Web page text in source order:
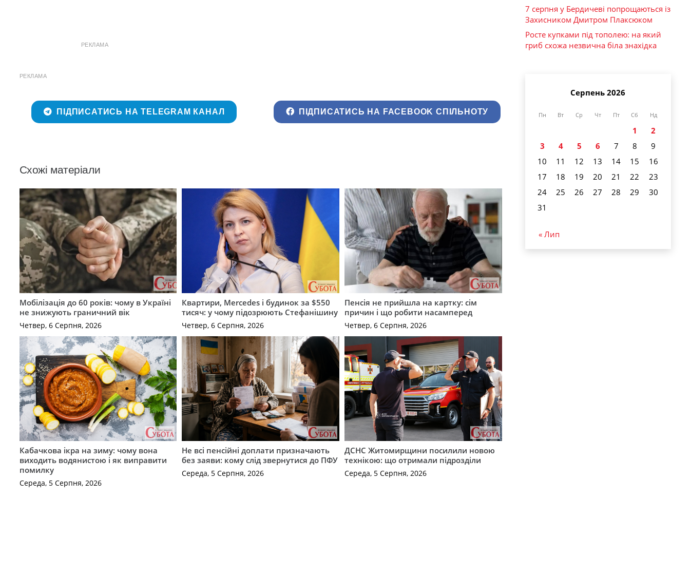
РЕКЛАМА
РЕКЛАМА
ПІДПИСАТИСЬ НА TELEGRAM КАНАЛ ПІДПИСАТИСЬ НА FACEBOOK СПІЛЬНОТУ
Схожі матеріали
Мобілізація до 60 років: чому в Україні
не знижують граничний вік
Четвер, 6 Серпня, 2026
Квартири, Mercedes і будинок за $550
тисяч: у чому підозрюють Стефанішину
Четвер, 6 Серпня, 2026
Пенсія не прийшла на картку: сім
причин і що робити насамперед
Четвер, 6 Серпня, 2026
Кабачкова ікра на зиму: чому вона
виходить водянистою і як виправити
помилку
Середа, 5 Серпня, 2026
Не всі пенсійні доплати призначають
без заяви: кому слід звернутися до ПФУ
Середа, 5 Серпня, 2026
ДСНС Житомирщини посилили новою
технікою: що отримали підрозділи
Середа, 5 Серпня, 2026
7 серпня у Бердичеві попрощаються із
Захисником Дмитром Плаксюком
Росте купками під тополею: на який
гриб схожа незвична біла знахідка
Серпень 2026
Пн Вт Ср Чт Пт Сб Нд
1
2
3
4 5 6 7 8
9
10
11 12 13 14 15
16
17
18 19 20 21 22
23
24
25 26 27 28 29
30
31
« Лип